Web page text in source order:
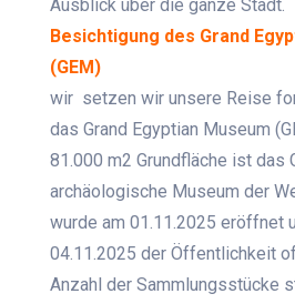
Ausblick über die ganze Stadt.
Besichtigung des Grand
(GEM)
wir setzen wir unsere Reise
das Grand Egyptian Museum
81.000 m2 Grundfläche ist das
archäologische Museum der
wurde am 01.11.2025 eröffnet
04.11.2025 der Öffentlichkeit
Anzahl der Sammlungsstücke